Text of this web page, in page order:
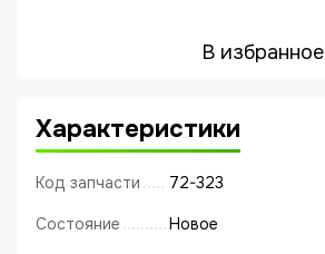
В избранное
Характеристики
Код запчасти 72-323
Состояние Новое